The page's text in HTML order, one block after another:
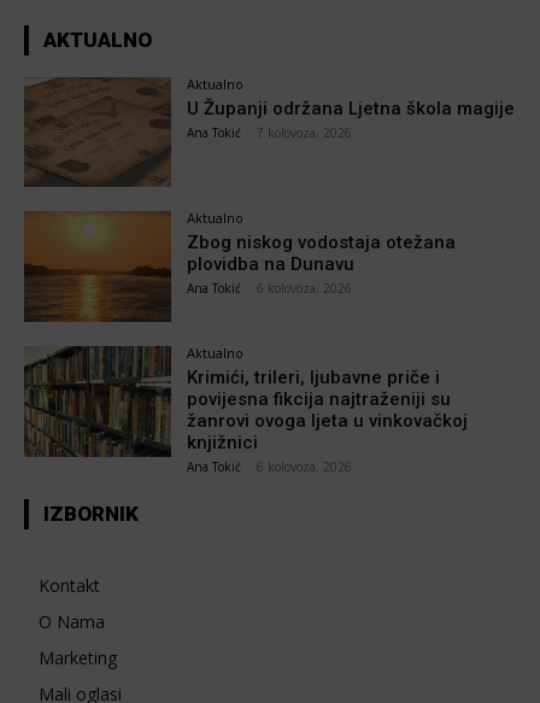
AKTUALNO
Aktualno
U Županji održana Ljetna škola magije
Ana Tokić 7 kolovoza, 2026
Aktualno
Zbog niskog vodostaja otežana
plovidba na Dunavu
Ana Tokić 6 kolovoza, 2026
Aktualno
Krimići, trileri, ljubavne priče i
povijesna fikcija najtraženiji su
žanrovi ovoga ljeta u vinkovačkoj
knjižnici
Ana Tokić 6 kolovoza, 2026
IZBORNIK
Kontakt
O Nama
Marketing
Mali oglasi